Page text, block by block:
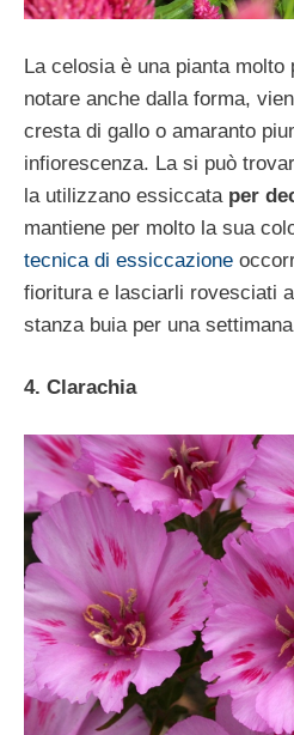
La celosia è una pianta
notare anche dalla forma,
cresta di gallo o amaranto
infiorescenza. La si può
la utilizzano essiccata per
mantiene per molto la sua
tecnica di essiccazione
fioritura e lasciarli rovesciati
stanza buia per una
4. Clarachia